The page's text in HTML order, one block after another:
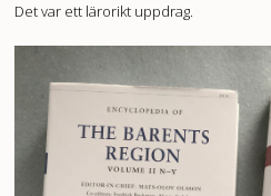
Det var ett lärorikt uppdrag.